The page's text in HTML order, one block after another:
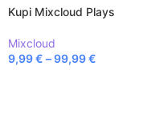
Kupi Mixcloud Plays
Mixcloud
9,99€ –99,99€